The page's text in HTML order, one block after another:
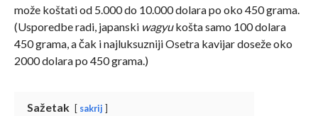
može koštati od 5.000 do 10.000 dolara po oko 450 grama.
(Usporedbe radi, japanski wagyukošta samo 100 dolara
450 grama, a čak i najluksuzniji Osetra kavijar doseže oko
2000 dolara po 450 grama.)
Sažetak sakrij